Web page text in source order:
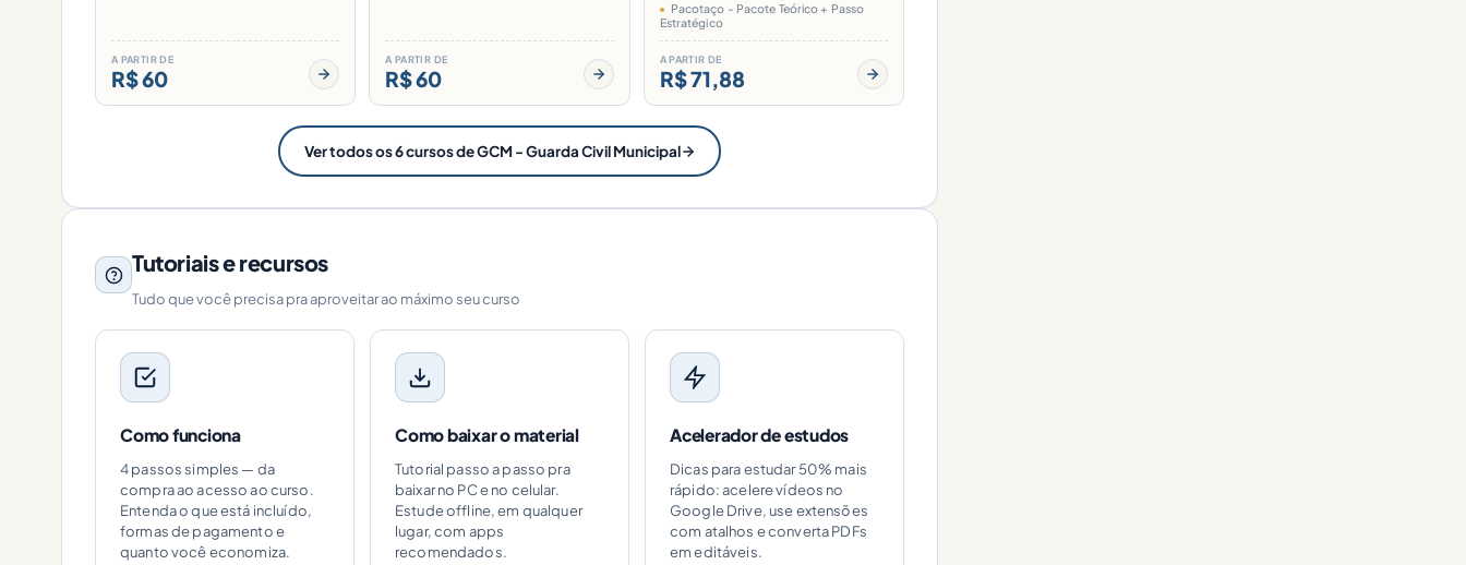
A PARTIR DE
R$ 60
A PARTIR DE
R$ 60
Pacotaço - Pacote Teórico + Passo
Estratégico
A PARTIR DE
R$ 71,88
Ver todos os 6 cursos de GCM - Guarda Civil Municipal
Tutoriais e recursos
Tudo que você precisa pra aproveitar ao máximo seu curso
Como funciona
4 passos simples — da
compra ao acesso ao curso.
Entenda o que está incluído,
formas de pagamento e
quanto você economiza.
Como baixar o material
Tutorial passo a passo pra
baixar no PC e no celular.
Estude offline, em qualquer
lugar, com apps
recomendados.
Acelerador de estudos
Dicas para estudar 50% mais
rápido: acelere vídeos no
Google Drive, use extensões
com atalhos e converta PDFs
em editáveis.